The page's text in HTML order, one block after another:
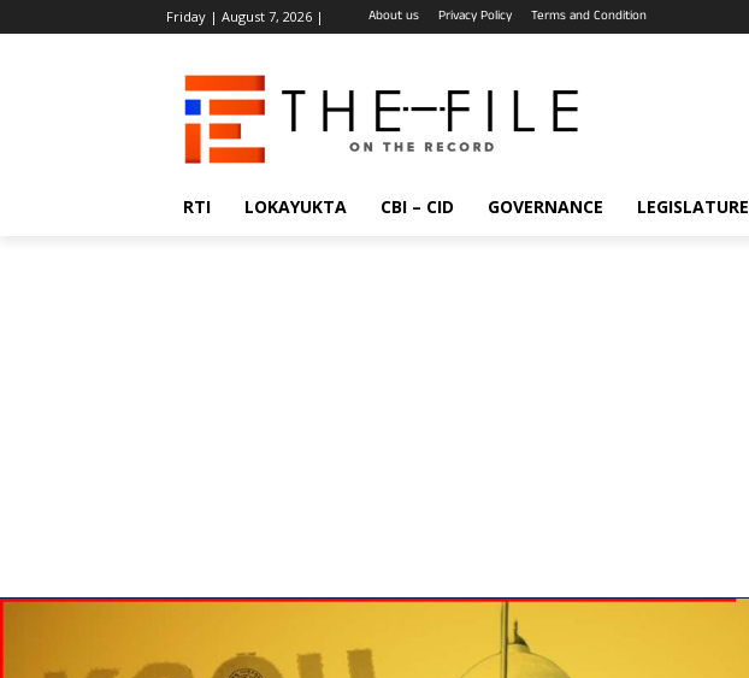
Friday | August 7, 2026 | About us Privacy Policy Terms and Condition
RTI LOKAYUKTA CBI – CID GOVERNANCE LEGISLATURE